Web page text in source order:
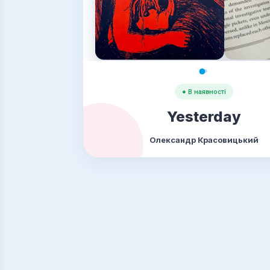
● В наявності
Yesterday
Олександр Красовицький